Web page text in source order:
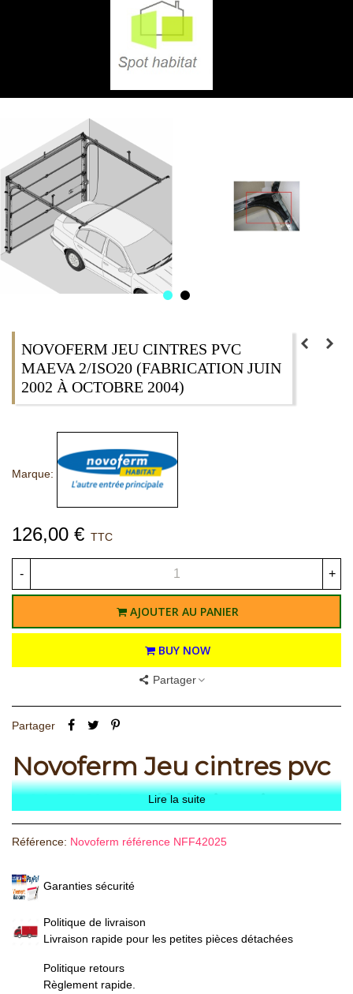
NOVOFERM JEU CINTRES PVC
MAEVA 2/ISO20 (FABRICATION JUIN
2002 À OCTOBRE 2004)
Marque:
126,00 € TTC
- +
AJOUTER AU PANIER
BUY NOW
Partager
Partager
Novoferm Jeu cintres pvc
MAEVA 2B (fabrication
septembre 2004 à février
2008)
Lire la suite
Référence: Novoferm référence NFF42025
Garanties sécurité
Politique de livraison
Livraison rapide pour les petites pièces détachées
Politique retours
Règlement rapide.